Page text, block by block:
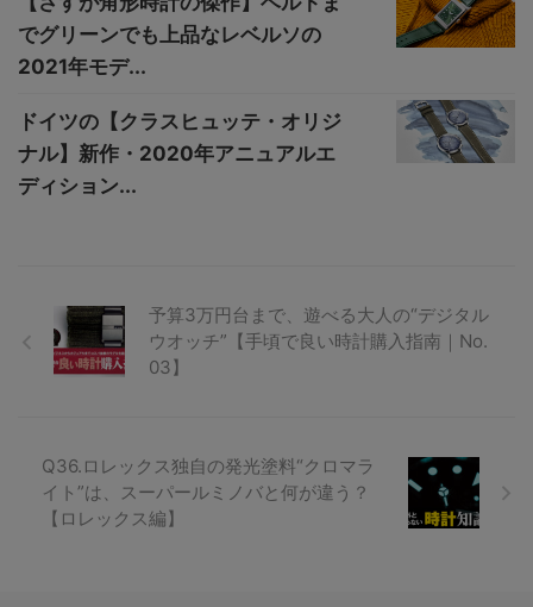
でグリーンでも上品なレベルソの
2021年モデ...
ドイツの【クラスヒュッテ・オリジ
ナル】新作・2020年アニュアルエ
ディション...
予算3万円台まで、遊べる大人の“デジタル
ウオッチ”【手頃で良い時計購入指南｜No.
03】
Q36.ロレックス独自の発光塗料“クロマラ
イト”は、スーパールミノバと何が違う？
【ロレックス編】